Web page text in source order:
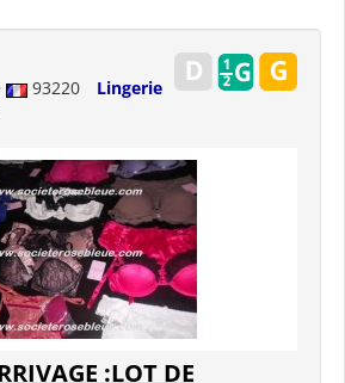
93220
Lingerie
:LOT DE